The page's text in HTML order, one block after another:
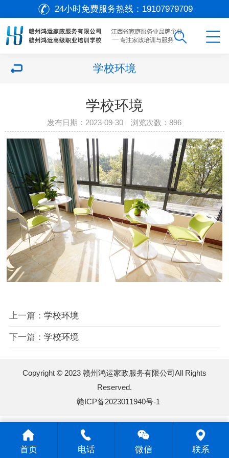
24小时免费服务热线： 19107979709
学校环境
学校环境
发布日期：2023-09-30 浏览次数：896
上一篇： 学校环境
下一篇： 学校环境
Copyright © 2023 赣州鸿运家政服务有限公司All Rights
Reserved.
赣ICP备2023011940号-1
首页 电话 微信 联系